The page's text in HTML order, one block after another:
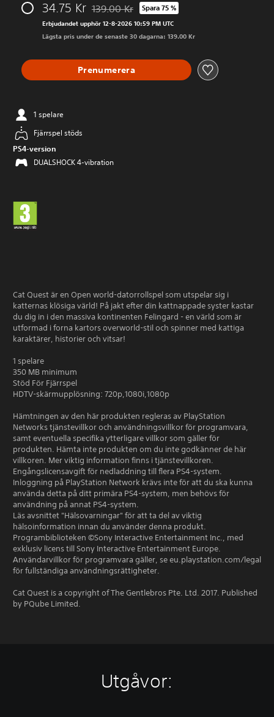
34.75 Kr Nedsatt från ursprungspriset på 139.00 Kr
139.00 Kr Spara 75 %
Erbjudandet upphör 12-8-2026 10:59 PM UTC
Lägsta pris under de senaste 30 dagarna: 139.00 Kr
Prenumerera
1 spelare
Fjärrspel stöds
PS4-version
DUALSHOCK 4-vibration
Cat Quest är en Open world-datorrollspel som utspelar sig i
katternas klösiga värld! På jakt efter din kattnappade syster kastar
du dig in i den massiva kontinenten Felingard - en värld som är
utformad i forna kartors overworld-stil och spinner med kattiga
karaktärer, historier och vitsar!
1 spelare
350 MB minimum
Stöd För Fjärrspel
HDTV-skärmupplösning: 720p,1080i,1080p
Hämtningen av den här produkten regleras av PlayStation
Networks tjänstevillkor och användningsvillkor för programvara,
samt eventuella specifika ytterligare villkor som gäller för
produkten. Hämta inte produkten om du inte godkänner de här
villkoren. Mer viktig information finns i tjänstevillkoren.
Engångslicensavgift för nedladdning till flera PS4-system.
Inloggning på PlayStation Network krävs inte för att du ska kunna
använda detta på ditt primära PS4-system, men behövs för
användning på annat PS4-system.
Läs avsnittet "Hälsovarningar" för att ta del av viktig
hälsoinformation innan du använder denna produkt.
Programbiblioteken ©Sony Interactive Entertainment Inc., med
exklusiv licens till Sony Interactive Entertainment Europe.
Användarvillkor för programvara gäller, se eu.playstation.com/legal
för fullständiga användningsrättigheter.
Cat Quest is a copyright of The Gentlebros Pte. Ltd. 2017. Published
by PQube Limited.
Utgåvor: